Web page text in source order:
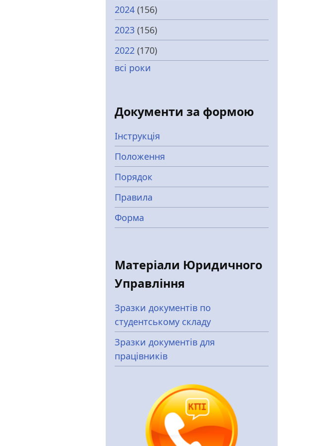
2024 (156)
2023 (156)
2022 (170)
всі роки
Документи за формою
Інструкція
Положення
Порядок
Правила
Форма
Матеріали Юридичного
Управління
Зразки документів по
студентському складу
Зразки документів для
працівників